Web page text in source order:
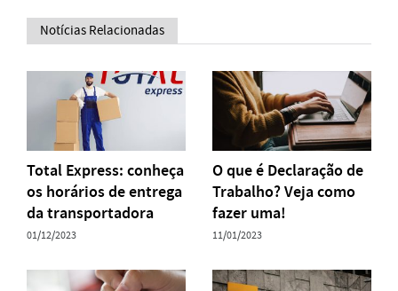
Notícias Relacionadas
Total Express: conheça
os horários de entrega
da transportadora
01/12/2023
O que é Declaração de
Trabalho? Veja como
fazer uma!
11/01/2023